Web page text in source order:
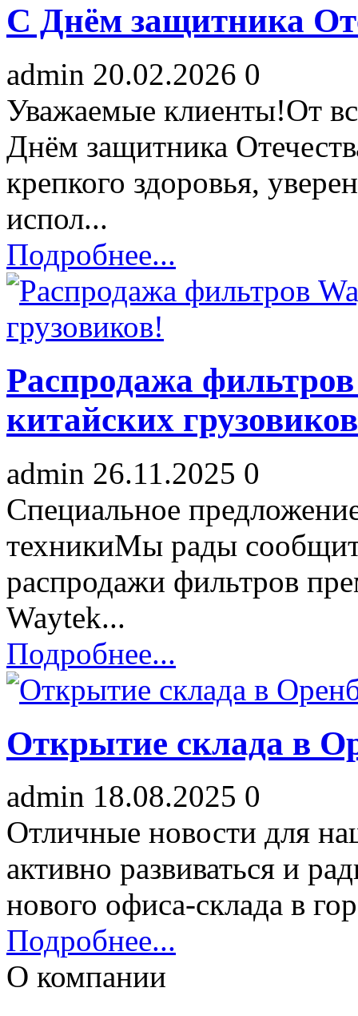
C Днём защитника
admin 20.02.2026 0
Уважаемые клиенты!От
Днём защитника
крепкого здоровья,
испол...
Подробнее...
Распродажа
китайских
admin 26.11.2025 0
Специальное
техникиМы рады
распродажи фильтров
Waytek...
Подробнее...
Открытие склада в
admin 18.08.2025 0
Отличные новости для
активно развиваться и
нового офиса-склада в
Подробнее...
О компании